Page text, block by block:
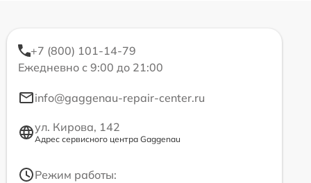
+7 (800) 101-14-79
Ежедневно с 9:00 до 21:00
info@gaggenau-repair-center.ru
ул. Кирова, 142
Адрес сервисного центра Gaggenau
Режим работы: